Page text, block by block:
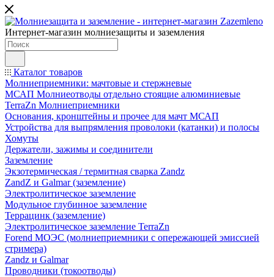
Интернет-магазин молниезащиты и заземления
Каталог товаров
Молниеприемники: мачтовые и стержневые
МСАП Молниеотводы отдельно стоящие алюминиевые
TerraZn Молниеприемники
Основания, кронштейны и прочее для мачт МСАП
Устройства для выпрямления проволоки (катанки) и полосы
Хомуты
Держатели, зажимы и соединители
Заземление
Экзотермическая / термитная сварка Zandz
ZandZ и Galmar (заземление)
Электролитическое заземление
Модульное глубинное заземление
Террацинк (заземление)
Электролитическое заземление TerraZn
Forend МОЭС (молниеприемники с опережающей эмиссией
стримера)
Zandz и Galmar
Проводники (токоотводы)